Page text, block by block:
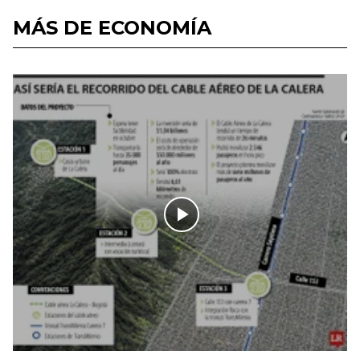
MÁS DE ECONOMÍA